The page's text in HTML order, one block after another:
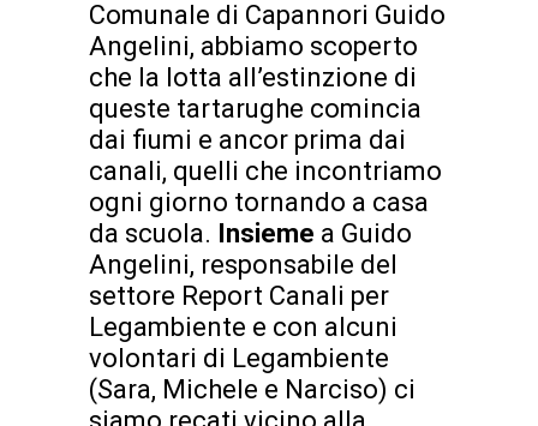
Comunale di Capannori Guido
Angelini, abbiamo scoperto
che la lotta all’estinzione di
queste tartarughe comincia
dai fiumi e ancor prima dai
canali, quelli che incontriamo
ogni giorno tornando a casa
da scuola. Insieme a Guido
Angelini, responsabile del
settore Report Canali per
Legambiente e con alcuni
volontari di Legambiente
(Sara, Michele e Narciso) ci